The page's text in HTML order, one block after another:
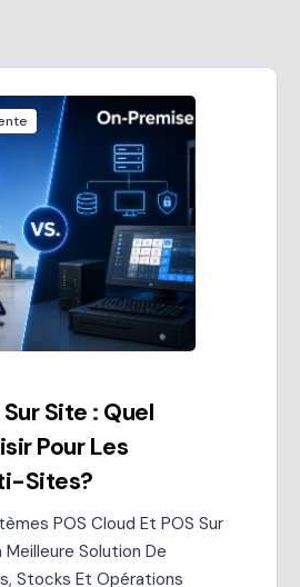
Site : Quel
Pour Les
Sites?
POS Cloud Et POS Sur
Solution De
Stocks Et Opérations